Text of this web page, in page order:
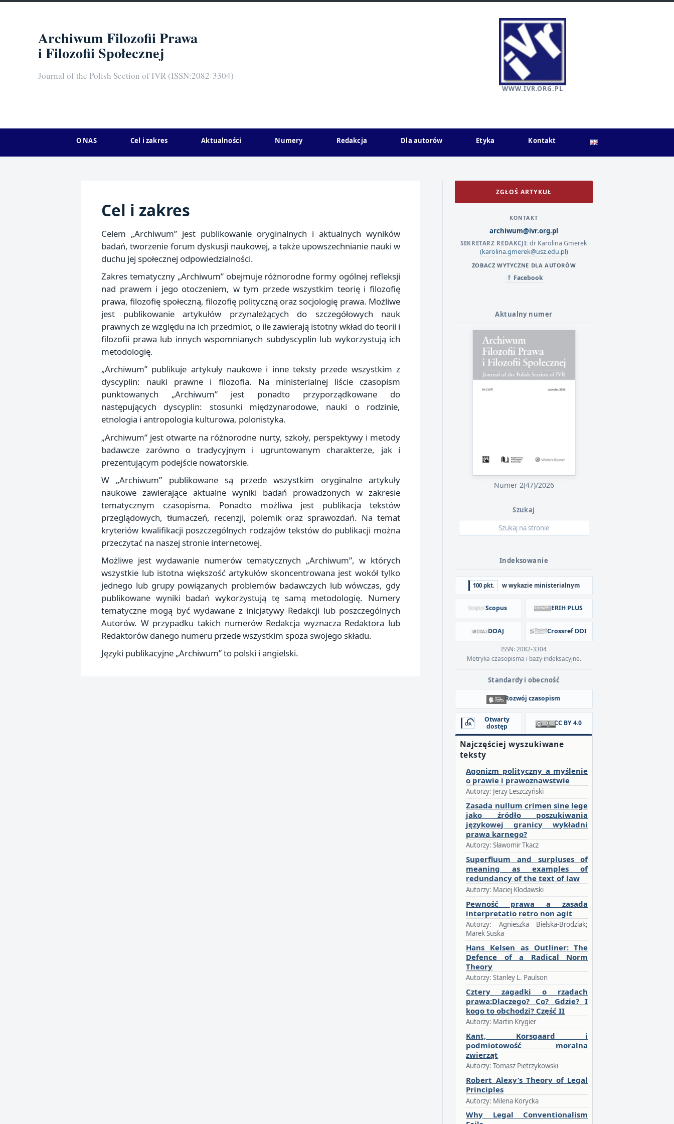
Archiwum Filozofii Prawa
i Filozofii Społecznej
Journal of the Polish Section of IVR (ISSN:2082-3304)
WWW.IVR.ORG.PL
O NAS Cel i zakres Aktualności Numery Redakcja Dla autorów Etyka Kontakt
Cel i zakres
Opublikowano:
2020-
05-
Celem „Archiwum” jest publikowanie oryginalnych i aktualnych wyników
badań, tworzenie forum dyskusji naukowej, a także upowszechnianie nauki w
duchu jej społecznej odpowiedzialności.
Zakres tematyczny „Archiwum” obejmuje różnorodne formy ogólnej refleksji
nad prawem i jego otoczeniem, w tym przede wszystkim teorię i filozofię
prawa, filozofię społeczną, filozofię polityczną oraz socjologię prawa. Możliwe
jest publikowanie artykułów przynależących do szczegółowych nauk
prawnych ze względu na ich przedmiot, o ile zawierają istotny wkład do teorii i
filozofii prawa lub innych wspomnianych subdyscyplin lub wykorzystują ich
metodologię.
„Archiwum” publikuje artykuły naukowe i inne teksty przede wszystkim z
dyscyplin: nauki prawne i filozofia. Na ministerialnej liście czasopism
punktowanych „Archiwum” jest ponadto przyporządkowane do
następujących dyscyplin: stosunki międzynarodowe, nauki o rodzinie,
etnologia i antropologia kulturowa, polonistyka.
„Archiwum” jest otwarte na różnorodne nurty, szkoły, perspektywy i metody
badawcze zarówno o tradycyjnym i ugruntowanym charakterze, jak i
prezentującym podejście nowatorskie.
W „Archiwum” publikowane są przede wszystkim oryginalne artykuły
naukowe zawierające aktualne wyniki badań prowadzonych w zakresie
tematycznym czasopisma. Ponadto możliwa jest publikacja tekstów
przeglądowych, tłumaczeń, recenzji, polemik oraz sprawozdań. Na temat
kryteriów kwalifikacji poszczególnych rodzajów tekstów do publikacji można
przeczytać na naszej stronie internetowej.
Możliwe jest wydawanie numerów tematycznych „Archiwum”, w których
wszystkie lub istotna większość artykułów skoncentrowana jest wokół tylko
jednego lub grupy powiązanych problemów badawczych lub wówczas, gdy
publikowane wyniki badań wykorzystują tę samą metodologię. Numery
tematyczne mogą być wydawane z inicjatywy Redakcji lub poszczególnych
Autorów. W przypadku takich numerów Redakcja wyznacza Redaktora lub
Redaktorów danego numeru przede wszystkim spoza swojego składu.
Języki publikacyjne „Archiwum” to polski i angielski.
ZGŁOŚ ARTYKUŁ
KONTAKT
archiwum@ivr.org.pl
SEKRETARZ REDAKCJI: dr Karolina Gmerek
(karolina.gmerek@usz.edu.pl)
ZOBACZ WYTYCZNE DLA AUTORÓW
f Facebook
Aktualny numer
Numer 2(47)/2026
Indeksowanie
100 pkt. w wykazie ministerialnym
Scopus ERIH PLUS
DOAJ Crossref DOI
ISSN: 2082-3304
Metryka czasopisma i bazy indeksacyjne.
Standardy i obecność
Rozwój czasopism
Otwarty
dostęp
CC BY 4.0
Najczęściej wyszukiwane
teksty
Agonizm polityczny a myślenie
o prawie i prawoznawstwie
Autorzy: Jerzy Leszczyński
Zasada nullum crimen sine lege
jako źródło poszukiwania
językowej granicy wykładni
prawa karnego?
Autorzy: Sławomir Tkacz
Superfluum and surpluses of
meaning as examples of
redundancy of the text of law
Autorzy: Maciej Kłodawski
Pewność prawa a zasada
interpretatio retro non agit
Autorzy: Agnieszka Bielska-Brodziak;
Marek Suska
Hans Kelsen as Outliner: The
Defence of a Radical Norm
Theory
Autorzy: Stanley L. Paulson
Cztery zagadki o rządach
prawa:Dlaczego? Co? Gdzie? I
kogo to obchodzi? Część II
Autorzy: Martin Krygier
Kant, Korsgaard i
podmiotowość moralna
zwierząt
Autorzy: Tomasz Pietrzykowski
Robert Alexy’s Theory of Legal
Principles
Autorzy: Milena Korycka
Why Legal Conventionalism
Szukaj